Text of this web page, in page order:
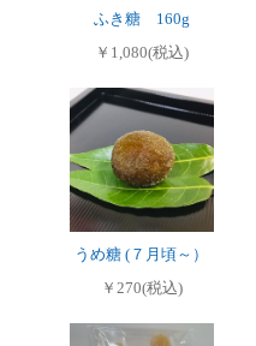
ふき糖 160g
￥1,080(税込)
うめ糖 (７月頃～）
￥270(税込)